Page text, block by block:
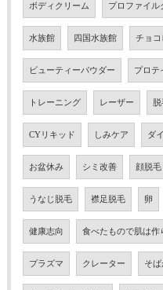
ボディクリーム プロファイル
水族館 四国水族館 チョコ
ビューティーパウダー プロテ
トレーニング レーザー
CYリキッド しみケア ダ
お盆休み シミ改善 顔脱毛
うなじ脱毛 襟足脱毛 卵
健康志向 食べたもので肌は作
プラズマ クレーター そ